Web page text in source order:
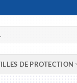
DE PROTECTION